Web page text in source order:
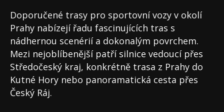
Doporučené trasy pro sportovní vozy v okolí
Prahy nabízejí řadu fascinujících tras s
nádhernou scenérií a dokonalým povrchem.
Mezi nejoblíbenější patří silnice vedoucí přes
Středočeský kraj, konkrétně trasa z Prahy do
Kutné Hory nebo panoramatická cesta přes
Český Ráj.